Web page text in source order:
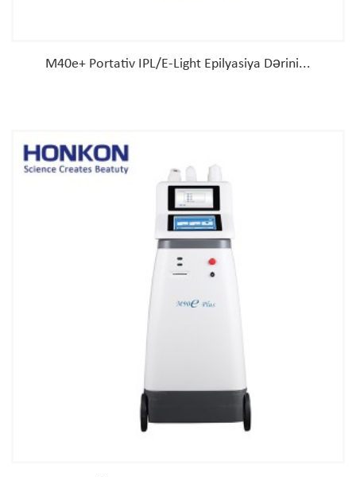
M40e+ Portativ IPL/E-Light Epilyasiya Dərini...